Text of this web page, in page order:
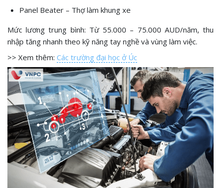
Panel Beater – Thợ làm khung xe
Mức lương trung bình: Từ 55.000 – 75.000 AUD/năm, thu
nhập tăng nhanh theo kỹ năng tay nghề và vùng làm việc.
>> Xem thêm: Các trường đại học ở Úc